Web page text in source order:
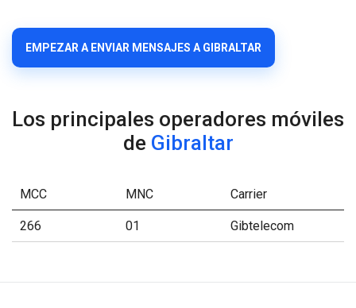
EMPEZAR A ENVIAR MENSAJES A GIBRALTAR
Los principales operadores móviles
de Gibraltar
MCC MNC Carrier
266 01 Gibtelecom